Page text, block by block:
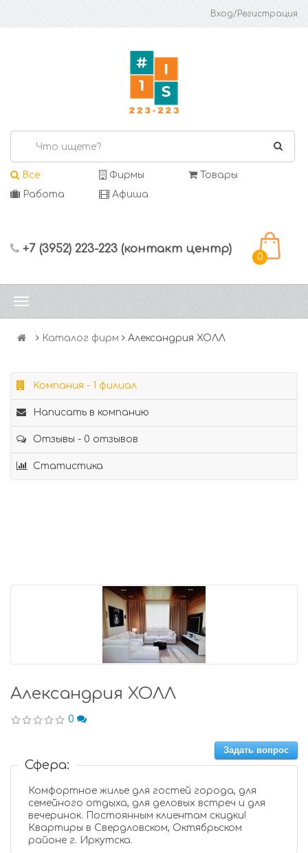
Вход/Регистрация
Все Фирмы
Товары
Работа
Афиша
+7 (3952) 223-223 (контакт центр)
0
Каталог фирм Александрия ХОЛЛ
Компания - 1 филиал
Написать в компанию
Отзывы - 0 отзывов
Статистика
Александрия ХОЛЛ
0
Задать вопрос
Сфера:
Комфортное жилье для гостей города, для
семейного отдыха, для деловых встреч и для
вечеринок. Постоянным клиентам скидки!
Квартиры в Свердловском, Октябрьском
районе г. Иркутска.